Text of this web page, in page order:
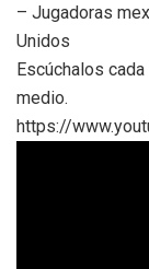
– Jugadoras
Unidos
Escúchalos
medio.
https://